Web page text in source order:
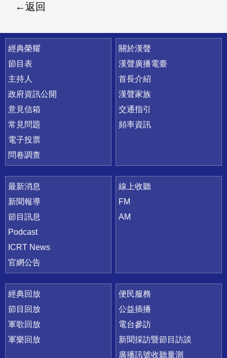
返回
快速連結
經典榮耀
節目表
主持人
政府資訊公開
意見信箱
常見問題
電子投票
問卷調查
關於漢聲
漢聲廣播電臺
首長介紹
漢聲家族
交通指引
頻率資訊
最新消息
新聞報導
節目訊息
Podcast
ICRT News
官網公告
線上收聽
FM
AM
經典回放
節目回放
軍歌回放
軍樂回放
便民服務
公益插播
電台參訪
新聞採訪暨節目訪談
廣播訊號收聽量測